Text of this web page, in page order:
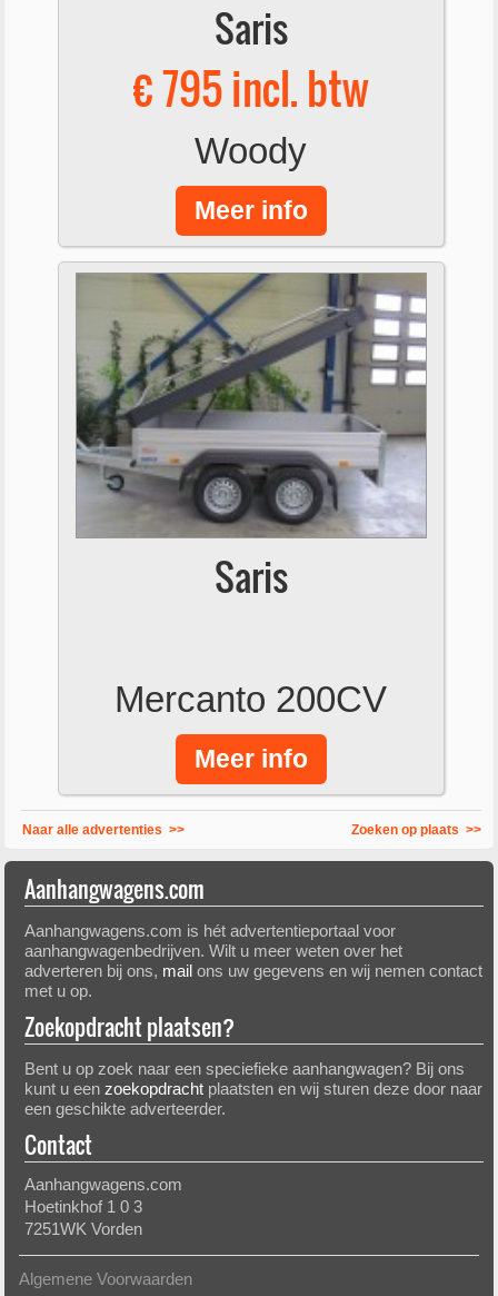
Saris
€ 795 incl. btw
Woody
Meer info
Saris
Mercanto 200CV
Meer info
Naar alle advertenties >> Zoeken op plaats >>
Aanhangwagens.com
Aanhangwagens.com is hét advertentieportaal voor
aanhangwagenbedrijven. Wilt u meer weten over het
adverteren bij ons, mailons uw gegevens en wij nemen contact
met u op.
Zoekopdracht plaatsen?
Bent u op zoek naar een speciefieke aanhangwagen? Bij ons
kunt u een zoekopdrachtplaatsten en wij sturen deze door naar
een geschikte adverteerder.
Contact
Aanhangwagens.com
Hoetinkhof 1 0 3
7251WK Vorden
Algemene Voorwaarden